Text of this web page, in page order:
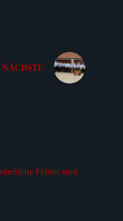
NÄCHSTE
Felder sind